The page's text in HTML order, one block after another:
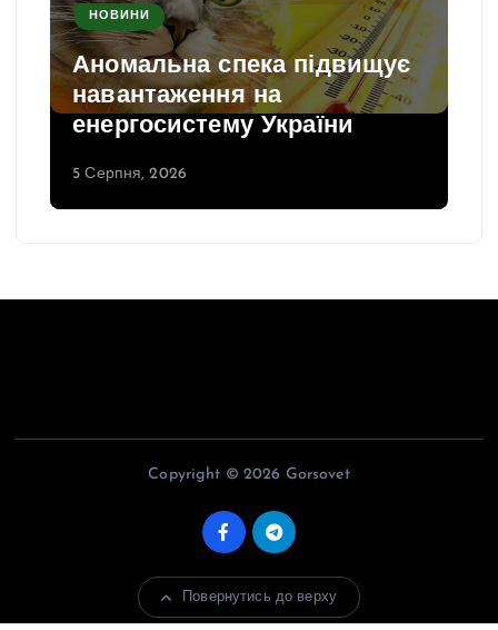
НОВИНИ
Аномальна спека підвищує
навантаження на
енергосистему України
5 Серпня, 2026
Copyright © 2026 Gorsovet
Повернутись до верху